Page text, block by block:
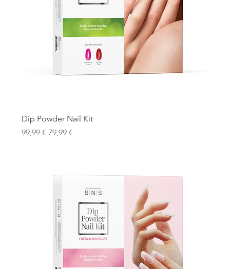
Dip Powder Nail Kit
Standardpreis
99,99 €Sale-Preis
79,99 €